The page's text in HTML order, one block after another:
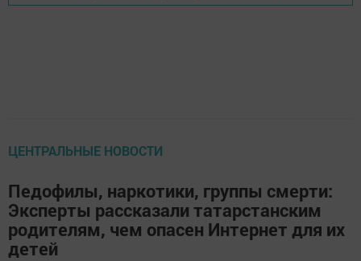
ЦЕНТРАЛЬНЫЕ НОВОСТИ
Педофилы, наркотики, группы смерти:
Эксперты рассказали татарстанским
родителям, чем опасен Интернет для их
детей